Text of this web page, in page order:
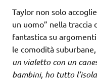
Taylor non solo
un uomo” nella traccia
fantastica su
le comodità
un vialetto con un
bambini, ho tutto